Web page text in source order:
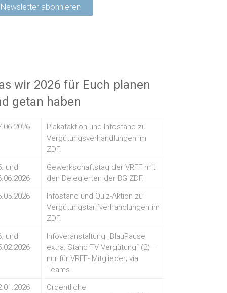
wir 2026 für Euch planen
getan haben
Plakataktion und Infostand zu
Vergütungsverhandlungen im
ZDF.
und
Gewerkschaftstag der VRFF mit
den Delegierten der BG ZDF.
Infostand und Quiz-Aktion zu
Vergütungstarifverhandlungen im
ZDF.
und
Infoveranstaltung „BlauPause
extra: Stand TV Vergütung“ (2) –
nur für VRFF- Mitglieder; via
Teams
Ordentliche